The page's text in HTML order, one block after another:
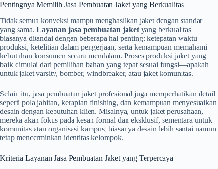
Pentingnya Memilih Jasa Pembuatan Jaket yang Berkualitas
Tidak semua konveksi mampu menghasilkan jaket dengan standar
yang sama. Layanan jasa pembuatan jaket yang berkualitas
biasanya ditandai dengan beberapa hal penting: ketepatan waktu
produksi, ketelitian dalam pengerjaan, serta kemampuan memahami
kebutuhan konsumen secara mendalam. Proses produksi jaket yang
baik dimulai dari pemilihan bahan yang tepat sesuai fungsi—apakah
untuk jaket varsity, bomber, windbreaker, atau jaket komunitas.
Selain itu, jasa pembuatan jaket profesional juga memperhatikan detail
seperti pola jahitan, kerapian finishing, dan kemampuan menyesuaikan
desain dengan kebutuhan klien. Misalnya, untuk jaket perusahaan,
mereka akan fokus pada kesan formal dan eksklusif, sementara untuk
komunitas atau organisasi kampus, biasanya desain lebih santai namun
tetap mencerminkan identitas kelompok.
Kriteria Layanan Jasa Pembuatan Jaket yang Terpercaya